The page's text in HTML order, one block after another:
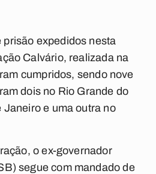
prisão expedidos nesta
Calvário, realizada na
cumpridos, sendo nove
dois no Rio Grande do
Janeiro e uma outra no
o ex-governador
segue com mandado de